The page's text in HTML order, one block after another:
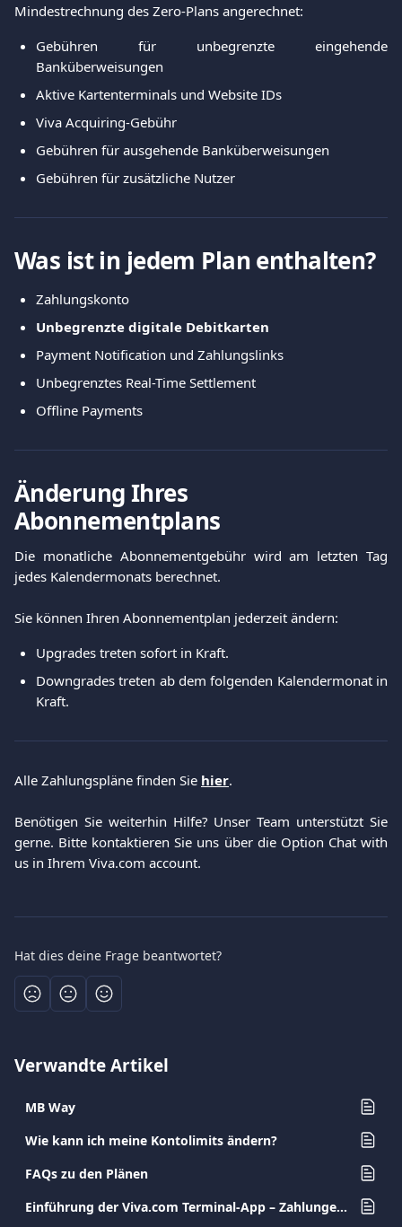
Mindestrechnung des Zero-Plans angerechnet:
Gebühren für unbegrenzte eingehende
Banküberweisungen
Aktive Kartenterminals und Website IDs
Viva Acquiring-Gebühr
Gebühren für ausgehende Banküberweisungen
Gebühren für zusätzliche Nutzer
Was ist in jedem Plan enthalten?
Zahlungskonto
Unbegrenzte digitale Debitkarten
Payment Notification und Zahlungslinks
Unbegrenztes Real-Time Settlement
Offline Payments
Änderung Ihres
Abonnementplans
Die monatliche Abonnementgebühr wird am letzten Tag
jedes Kalendermonats berechnet.
Sie können Ihren Abonnementplan jederzeit ändern:
Upgrades treten sofort in Kraft.
Downgrades treten ab dem folgenden Kalendermonat in
Kraft.
Alle Zahlungspläne finden Sie hier.
Benötigen Sie weiterhin Hilfe? Unser Team unterstützt Sie
gerne. Bitte kontaktieren Sie uns über die Option Chat with
us in Ihrem Viva.com account.
Hat dies deine Frage beantwortet?
Verwandte Artikel
MB Way
Wie kann ich meine Kontolimits ändern?
FAQs zu den Plänen
Einführung der Viva.com Terminal-App – Zahlungen überall akzeptieren